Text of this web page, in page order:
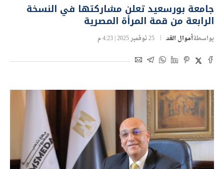
جامعة بورسعيد تعلن مشاركتها في النسخة
الرابعة من قمة المرأة المصرية
بواسطةأموال الغد 25 نوفمبر 2025 | 4:23 م